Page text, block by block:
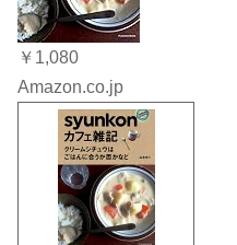
￥1,080
Amazon.co.jp